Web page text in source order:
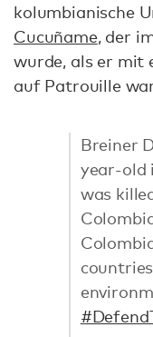
kolumbianische
Cucuñame, der
wurde, als er mit
auf Patrouille
Breiner
year-old
was